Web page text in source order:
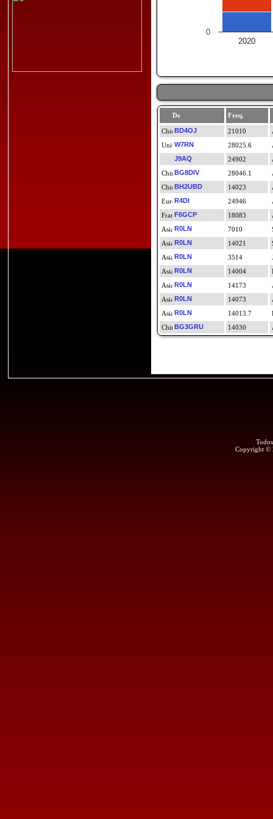
2020
0
De Freq.
BD4OJ
21010
W7RN
28025.6
J9AQ
24902
BG8DIV
28046.1
BH2UBD
14023
R4DI
24946
F6GCP
18083
R0LN
7010
R0LN
14021
R0LN
3514
R0LN
14004
R0LN
14173
R0LN
14073
R0LN
14013.7
BG3GRU
14030
Copyright ©